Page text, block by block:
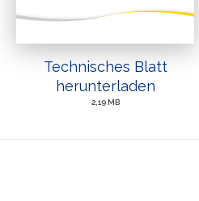
Technisches Blatt
herunterladen
2,19 MB